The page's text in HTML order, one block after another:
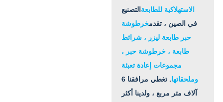
الاستهلاكية للطابعة التصنيع
في الصين ، تقدمخرطوشة
حبر طابعة ليزر ، شرائط
طابعة ، خرطوشة حبر ،
مجموعات إعادة تعبئة
وملحقاتها
. تغطي مرافقنا 6
آلاف متر مربع ، ولدينا أكثر